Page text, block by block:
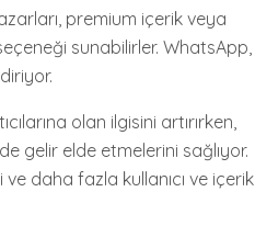
premium içerik veya
sunabilirler. WhatsApp,
olan ilgisini artırırken,
gelir elde etmelerini sağlıyor.
daha fazla kullanıcı ve içerik